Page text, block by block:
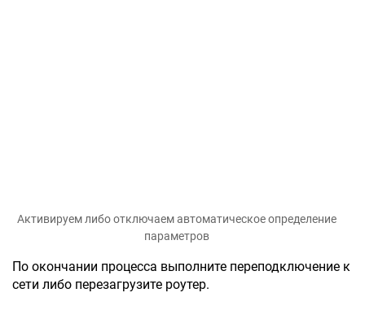
Активируем либо отключаем автоматическое определение
параметров
По окончании процесса выполните переподключение к
сети либо перезагрузите роутер.